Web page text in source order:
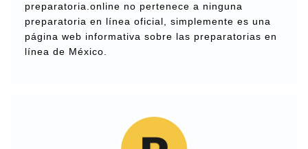
preparatoria.online no pertenece a ninguna
preparatoria en línea oficial, simplemente es una
página web informativa sobre las preparatorias en
línea de México.